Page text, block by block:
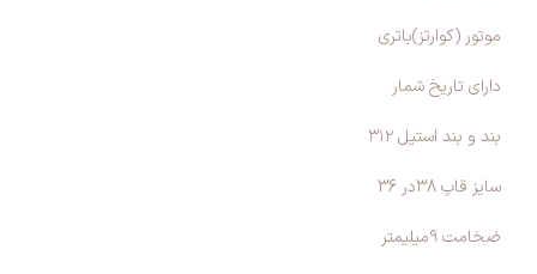
موتور (کوارتز)باتری
دارای تاریخ شمار
بند و بند استیل ۳۱۲
سایز قاپ 38در 36
ضخامت 9میلیمتر